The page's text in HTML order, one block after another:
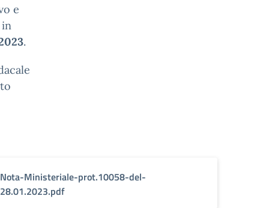
e
.
Nota-Ministeriale-prot.10058-del-
28.01.2023.pdf